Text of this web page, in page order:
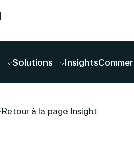
Solutions Insights
Retour à la page Insight